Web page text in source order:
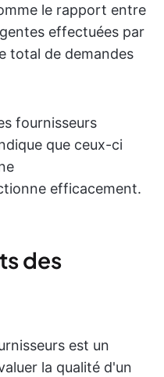
le rapport entre
effectuées par
total de demandes
fournisseurs
que ceux-ci
efficacement.
des
est un
la qualité d'un